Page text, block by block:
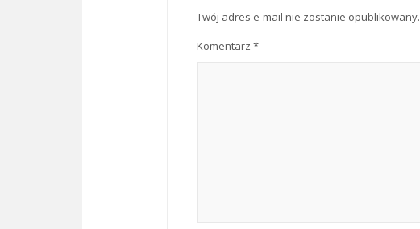
Twój adres e-mail nie zostanie opublikowany.
Komentarz *